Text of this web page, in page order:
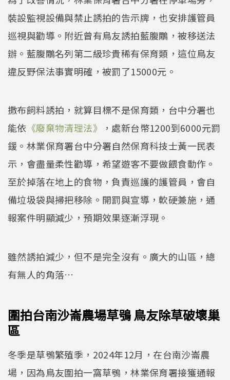
裝設監視設備與禁止誘拍的告示牌，也安排護管員
巡視與勸導。附近曾有鳥友誘拍藍腹鷴，被移送法
辦。藍腹鷴名列第二級珍貴稀有保育類，這位鳥友
違反野保法事實明確，被罰了15000元。
撒布飼料誘拍，就算目標不是保育類，台中分署也
能依 《廢棄物清理法》
，處新台幣1200到6000元罰
鍰。林業保育署台中分署自然保育科技士黃一民表
示，會盡量柔性勸導，希望遊客不要做餵食動作。
至於掉落在地上的食物，負責巡護的護管員，會自
備垃圾袋與掃把移除。開罰與宣導，軟硬兼施，通
報案件明顯減少，預期效果逐漸浮現。
雖然誘拍減少，但不是完全沒有。廣大的山區，總
有無人的角落…
圍拍台南沙崙農場草鴞 鳥友除草破壞巢
區
冬季是草鴞繁殖季，2024年12月，在台南沙崙農
場，因為鳥友圍拍一窩草鴞，林業保育署接獲通報